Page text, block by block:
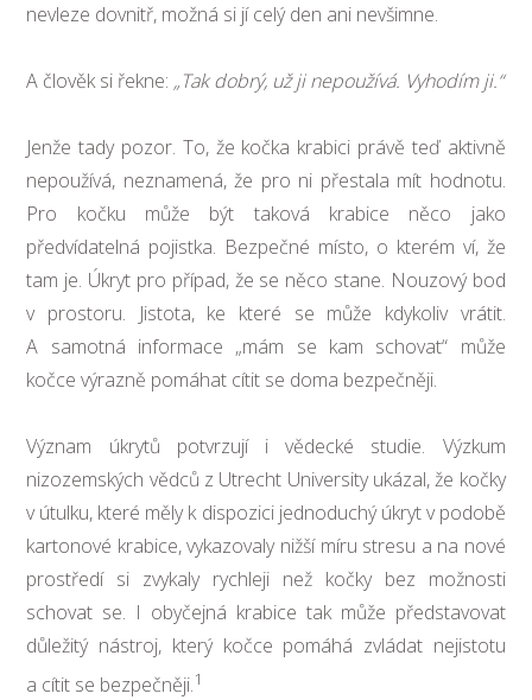
nevleze dovnitř, možná si jí celý den ani nevšimne.
A člověk si řekne: „Tak dobrý, už ji nepoužívá. Vyhodím ji.“
Jenže tady pozor. To, že kočka krabici právě teď aktivně
nepoužívá, neznamená, že pro ni přestala mít hodnotu.
Pro kočku může být taková krabice něco jako
předvídatelná pojistka. Bezpečné místo, o kterém ví, že
tam je. Úkryt pro případ, že se něco stane. Nouzový bod
v prostoru. Jistota, ke které se může kdykoliv vrátit.
A samotná informace „mám se kam schovat“ může
kočce výrazně pomáhat cítit se doma bezpečněji.
Význam úkrytů potvrzují i vědecké studie. Výzkum
nizozemských vědců z Utrecht University ukázal, že kočky
v útulku, které měly k dispozici jednoduchý úkryt v podobě
kartonové krabice, vykazovaly nižší míru stresu a na nové
prostředí si zvykaly rychleji než kočky bez možnosti
schovat se. I obyčejná krabice tak může představovat
důležitý nástroj, který kočce pomáhá zvládat nejistotu
a cítit se bezpečněji.1